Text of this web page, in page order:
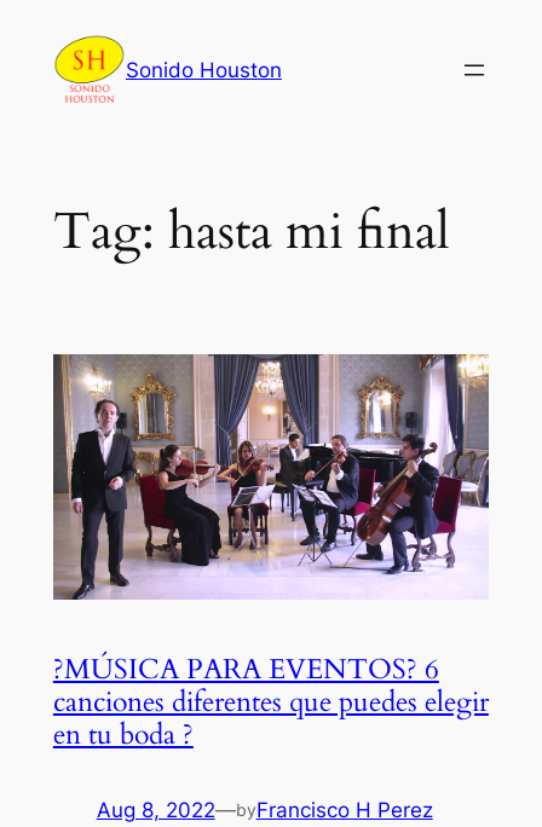
content
Sonido Houston
Tag: hasta mi final
?MÚSICA PARA EVENTOS? 6
canciones diferentes que puedes elegir
en tu boda ?
Aug 8, 2022—byFrancisco H Perez